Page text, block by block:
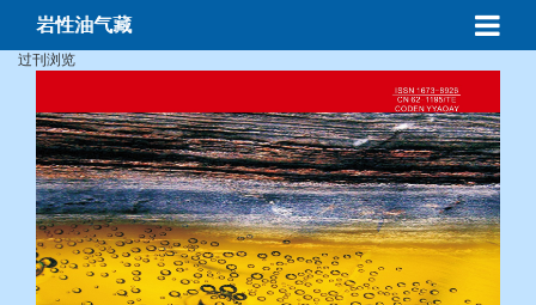
岩性油气藏
过刊浏览